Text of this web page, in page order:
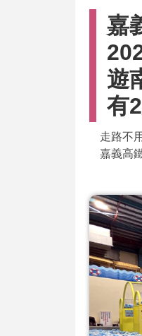
嘉
遊
有
走路不
嘉義高